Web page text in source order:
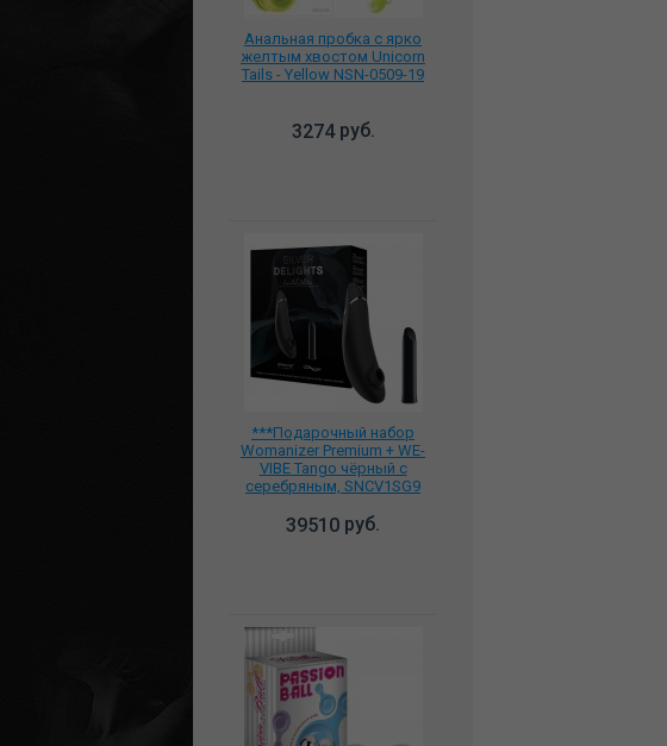
Анальная пробка с ярко
желтым хвостом Unicorn
Tails - Yellow NSN-0509-19
3274руб.
***Подарочный набор
Womanizer Premium + WE-
VIBE Tango чёрный с
серебряным, SNCV1SG9
39510 руб.